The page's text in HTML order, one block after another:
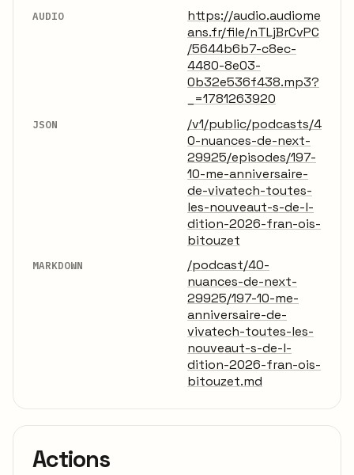
AUDIO
https://audio.audiome
ans.fr/file/nTLjBrCvPC
/5644b6b7-c8ec-
4480-8e03-
0b32e536f438.mp3?
_=1781263920
JSON
/v1/public/podcasts/4
0-nuances-de-next-
29925/episodes/197-
10-me-anniversaire-
de-vivatech-toutes-
les-nouveaut-s-de-l-
dition-2026-fran-ois-
bitouzet
MARKDOWN
/podcast/40-
nuances-de-next-
29925/197-10-me-
anniversaire-de-
vivatech-toutes-les-
nouveaut-s-de-l-
dition-2026-fran-ois-
bitouzet.md
Actions